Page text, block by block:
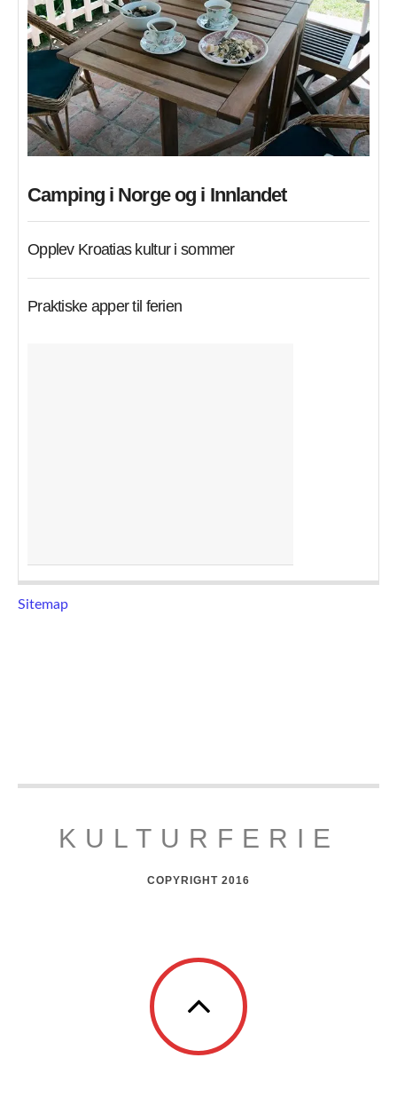
Camping i Norge og i Innlandet
Opplev Kroatias kultur i sommer
Praktiske apper til ferien
Sitemap
KULTURFERIE
COPYRIGHT 2016